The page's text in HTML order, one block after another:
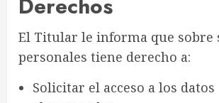
El Titular le informa que sobre
personales tiene derecho a:
Solicitar el acceso a los datos